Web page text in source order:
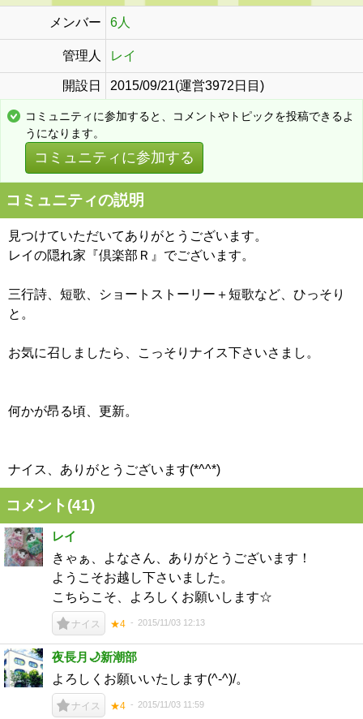
メンバー 6人
管理人 レイ
開設日 2015/09/21(運営3972日目)
コミュニティに参加すると、コメントやトピックを投稿できるよ
うになります。
コミュニティに参加する
コミュニティの説明
見つけていただいてありがとうございます。
レイの隠れ家『倶楽部Ｒ』でございます。
三行詩、短歌、ショートストーリー＋短歌など、ひっそり
と。
お気に召しましたら、こっそりナイス下さいさまし。
何かが昂る頃、更新。
ナイス、ありがとうございます(*^^*)
コメント(41)
レイ
きゃぁ、よなさん、ありがとうございます！
ようこそお越し下さいました。
こちらこそ、よろしくお願いします☆
ナイス ★4 2015/11/03 12:13
夜長月🌙新潮部
よろしくお願いいたします(^-^)/。
ナイス ★4 2015/11/03 11:59